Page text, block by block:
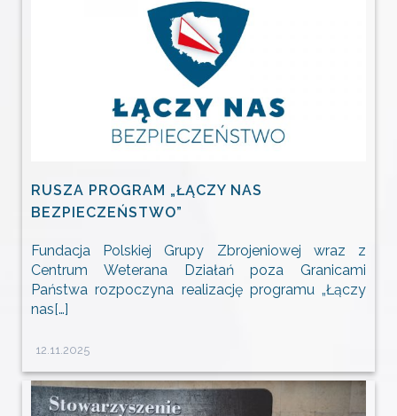
RUSZA PROGRAM „ŁĄCZY NAS
BEZPIECZEŃSTWO”
Fundacja Polskiej Grupy Zbrojeniowej wraz z
Centrum Weterana Działań poza Granicami
Państwa rozpoczyna realizację programu „Łączy
nas[…]
12.11.2025